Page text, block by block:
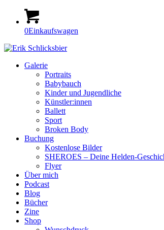
0Einkaufswagen
Galerie
Portraits
Babybauch
Kinder und Jugendliche
Künstler:innen
Ballett
Sport
Broken Body
Buchung
Kostenlose Bilder
SHEROES – Deine Helden-
Flyer
Über mich
Podcast
Blog
Bücher
Zine
Shop